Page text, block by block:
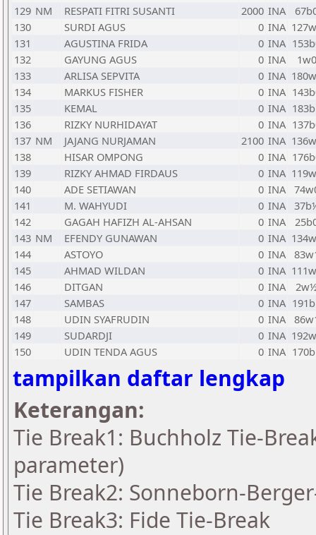
129 NM RESPATI FITRI SUSANTI 2000 INA
130
SURDI AGUS 0 INA
131
AGUSTINA FRIDA 0 INA
132
GAYUNG AGUS 0 INA
1w0
133
ARLISA SEPVITA 0 INA
134
MARKUS FISHER 0 INA
135
KEMAL 0 INA
136
RIZKY NURHIDAYAT 0 INA
137 NM JAJANG NURJAMAN 2100 INA
138
HISAR OMPONG 0 INA
139
RIZKY AHMAD FIRDAUS 0 INA
140
ADE SETIAWAN 0 INA
141
M. WAHYUDI 0 INA
142
GAGAH HAFIZH AL-AHSAN 0 INA
143 NM EFENDY GUNAWAN 0 INA
144
ASTOYO 0 INA
145
AHMAD WILDAN 0 INA
146
DITGAN 0 INA
147
SAMBAS 0 INA
148
UDIN SYAFRUDIN 0 INA
149
SUDARDJI 0 INA
150
UDIN TENDA AGUS 0 INA
tampilkan daftar lengkap
Keterangan:
Tie Break1: Buchholz Tie-
parameter)
Tie Break2: Sonneborn-
Tie Break3: Fide Tie-Break